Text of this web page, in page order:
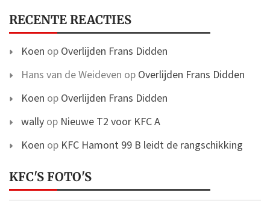
RECENTE REACTIES
Koen op Overlijden Frans Didden
Hans van de Weideven op Overlijden Frans Didden
Koen op Overlijden Frans Didden
wally op Nieuwe T2 voor KFC A
Koen op KFC Hamont 99 B leidt de rangschikking
KFC'S FOTO'S